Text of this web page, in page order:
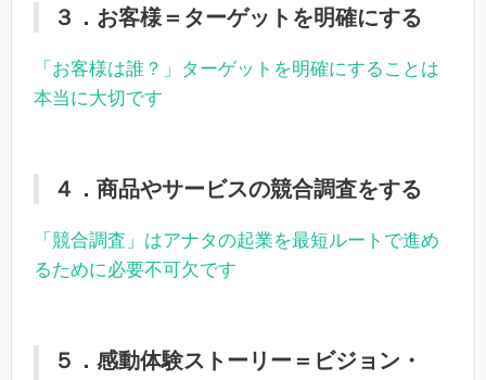
３．お客様＝ターゲットを明確にする
「お客様は誰？」ターゲットを明確にすることは
本当に大切です
４．商品やサービスの競合調査をする
「競合調査」はアナタの起業を最短ルートで進め
るために必要不可欠です
５．感動体験ストーリー＝ビジョン・